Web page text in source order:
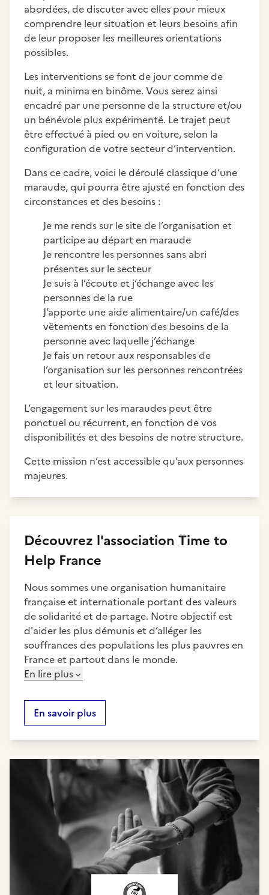
abordées, de discuter avec elles pour mieux
comprendre leur situation et leurs besoins afin
de leur proposer les meilleures orientations
possibles.
Les interventions se font de jour comme de
nuit, a minima en binôme. Vous serez ainsi
encadré par une personne de la structure et/ou
un bénévole plus expérimenté. Le trajet peut
être effectué à pied ou en voiture, selon la
configuration de votre secteur d’intervention.
Dans ce cadre, voici le déroulé classique d’une
maraude, qui pourra être ajusté en fonction des
circonstances et des besoins :
Je me rends sur le site de l’organisation et
participe au départ en maraude
Je rencontre les personnes sans abri
présentes sur le secteur
Je suis à l’écoute et j’échange avec les
personnes de la rue
J’apporte une aide alimentaire/un café/des
vêtements en fonction des besoins de la
personne avec laquelle j’échange
Je fais un retour aux responsables de
l’organisation sur les personnes rencontrées
et leur situation.
L’engagement sur les maraudes peut être
ponctuel ou récurrent, en fonction de vos
disponibilités et des besoins de notre structure.
Cette mission n’est accessible qu’aux personnes
majeures.
Découvrez l'association Time to
Help France
Nous sommes une organisation humanitaire
française et internationale portant des valeurs
de solidarité et de partage. Notre objectif est
d'aider les plus démunis et d’alléger les
souffrances des populations les plus pauvres en
France et partout dans le monde.
En lire plus
En savoir plus